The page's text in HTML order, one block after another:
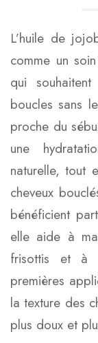
L’huile de
comme un
qui
boucles sans
proche du
une
naturelle, tout
cheveux
bénéficient
elle aide à
frisottis et à
premières
la texture des
plus doux et